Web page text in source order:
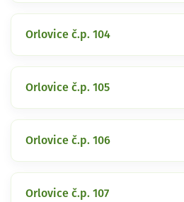
Orlovice č.p. 104
Orlovice č.p. 105
Orlovice č.p. 106
Orlovice č.p. 107